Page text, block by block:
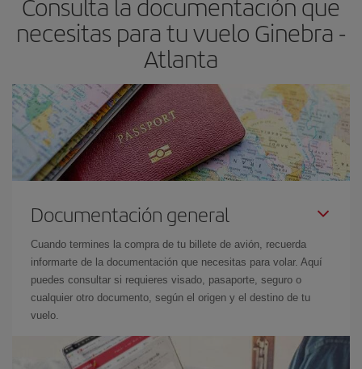
necesitas para tu vuelo Ginebra -
Atlanta
Documentación general
Cuando termines la compra de tu billete de avión, recuerda
informarte de la documentación que necesitas para volar. Aquí
puedes consultar si requieres visado, pasaporte, seguro o
cualquier otro documento, según el origen y el destino de tu
vuelo.